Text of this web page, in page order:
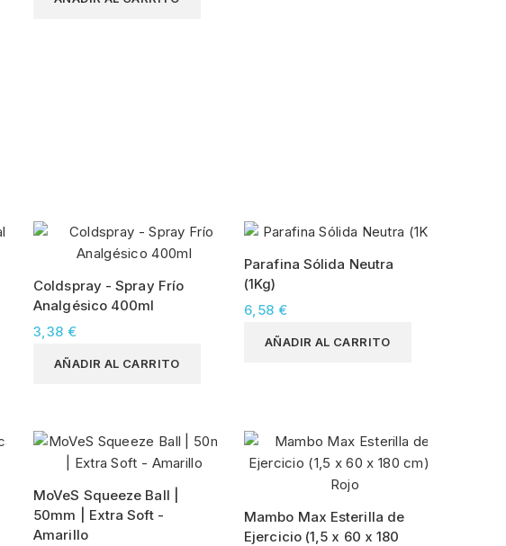
Coldspray - Spray Frío
Analgésico 400ml
3,38 €
AÑADIR AL CARRITO
Parafina Sólida Neutra
(1Kg)
6,58 €
AÑADIR AL CARRITO
MoVeS Squeeze Ball |
50mm | Extra Soft -
Amarillo
Mambo Max Esterilla de
Ejercicio (1,5 x 60 x 180